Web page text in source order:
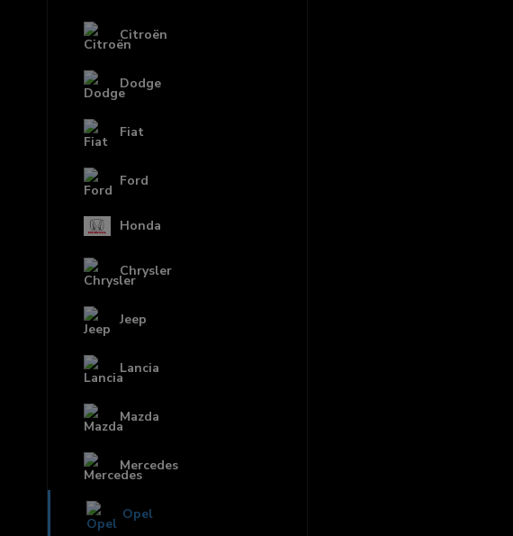
Citroën
Dodge
Fiat
Ford
Honda
Chrysler
Jeep
Lancia
Mazda
Mercedes
Opel